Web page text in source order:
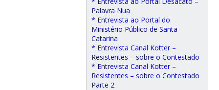
Palavra Nua
* Entrevista ao Portal do
Ministério Público de Santa
Catarina
* Entrevista Canal Kotter –
Resistentes – sobre o Contestado
* Entrevista Canal Kotter –
Resistentes – sobre o Contestado
Parte 2